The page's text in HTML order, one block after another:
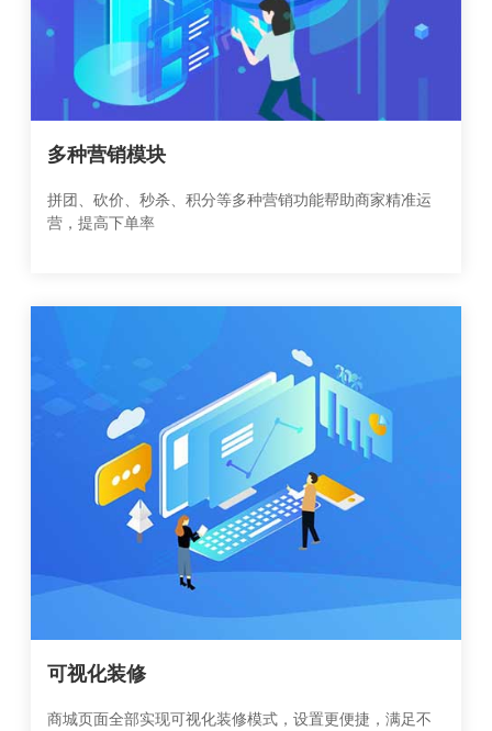
多种营销模块
拼团、砍价、秒杀、积分等多种营销功能帮助商家精准运
营，提高下单率
可视化装修
商城页面全部实现可视化装修模式，设置更便捷，满足不